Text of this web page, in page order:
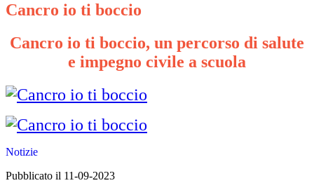
Cancro io ti boccio
Cancro io ti boccio, un percorso di salute
e impegno civile a scuola
Notizie
Pubblicato il 11-09-2023